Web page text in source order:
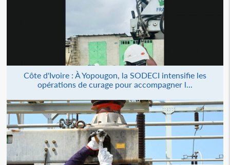
Côte d'Ivoire : À Yopougon, la SODECI intensifie les
opérations de curage pour accompagner l...